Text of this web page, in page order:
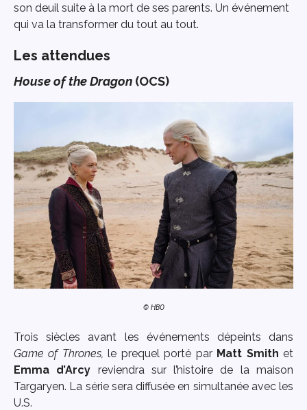
son deuil suite à la mort de ses parents. Un événement
qui va la transformer du tout au tout.
Les attendues
House of the Dragon (OCS)
© HBO
Trois siècles avant les événements dépeints dans
Game of Thrones,le prequel porté par Matt Smith et
Emma d’Arcy reviendra sur l’histoire de la maison
Targaryen. La série sera diffusée en simultanée avec les
U.S.